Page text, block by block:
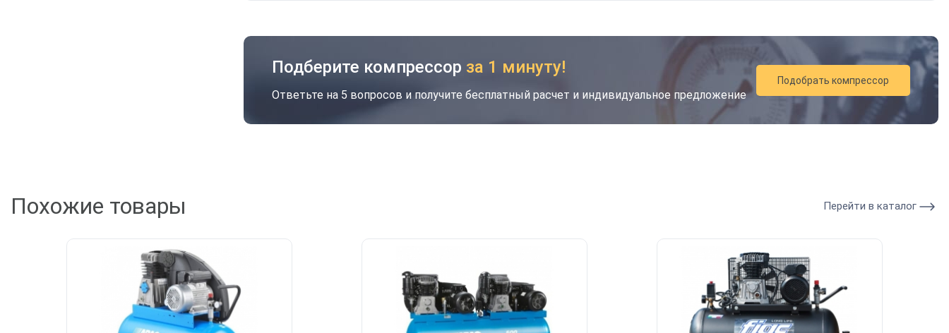
Подберите компрессор за 1 минуту!
Ответьте на 5 вопросов и получите бесплатный расчет и индивидуальное предложение
Подобрать компрессор
Похожие товары Перейти в каталог
Скидка будет забронирована на введенный
вами номер в течение 30 дней
Ваш номер телефона*